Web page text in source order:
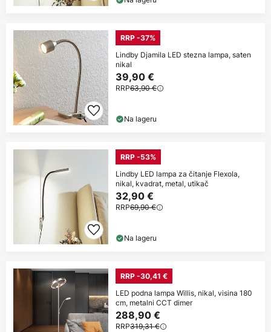
RRP -37%
Lindby Djamila LED stezna lampa, saten
nikal
39,90 €
RRP63,90 €
Na lageru
RRP -53%
Lindby LED lampa za čitanje Flexola,
nikal, kvadrat, metal, utikač
32,90 €
RRP69,90 €
Na lageru
RRP -30,41 €
LED podna lampa Willis, nikal, visina 180
cm, metalni CCT dimer
288,90 €
RRP319,31 €